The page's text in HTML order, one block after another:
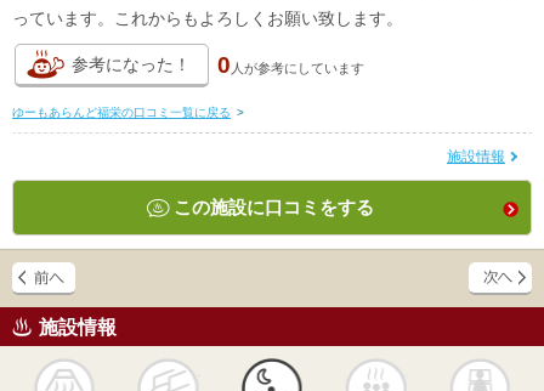
っています。これからもよろしくお願い致します。
参考になった！ 0 人が参考にしています
ゆーもあらんど福栄の口コミ一覧に戻る >
施設情報
この施設に口コミをする
施設情報
かけ流し 露天風呂 貸切風呂